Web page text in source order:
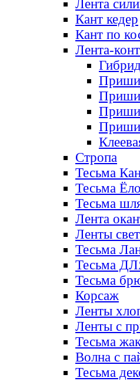
Лента
Кант кедер
Кант по
Лента-
Стропа
Тесьма
Тесьма
Тесьма
Лента
Ленты
Тесьма
Тесьма
Тесьма
Корсаж
Ленты
Ленты с
Тесьма
Волна с
Тесьма